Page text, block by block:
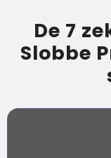
De 7
Slobbe